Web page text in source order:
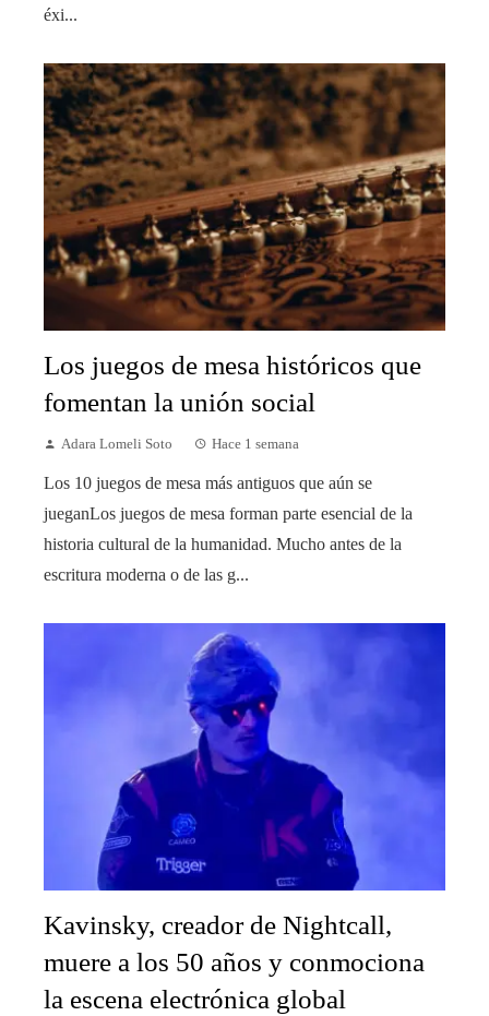
éxi...
Los juegos de mesa históricos que
fomentan la unión social
Adara Lomeli Soto Hace 1 semana
Los 10 juegos de mesa más antiguos que aún se
jueganLos juegos de mesa forman parte esencial de la
historia cultural de la humanidad. Mucho antes de la
escritura moderna o de las g...
Kavinsky, creador de Nightcall,
muere a los 50 años y conmociona
la escena electrónica global